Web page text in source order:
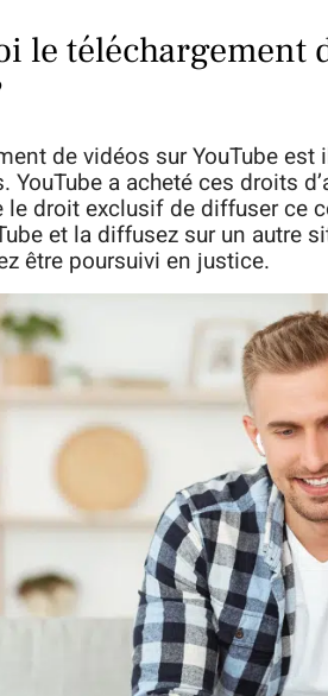
le téléchargement
de vidéos sur YouTube
YouTube a acheté ces droits
le droit exclusif de diffuser ce
et la diffusez sur un autre
être poursuivi en justice.